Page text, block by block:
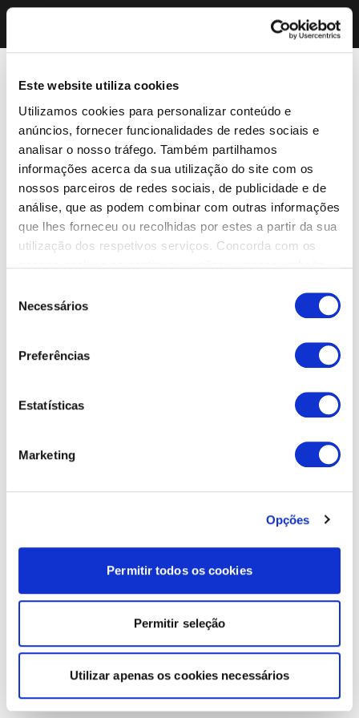
Este website utiliza cookies
Utilizamos cookies para personalizar conteúdo e
anúncios, fornecer funcionalidades de redes sociais e
analisar o nosso tráfego. Também partilhamos
informações acerca da sua utilização do site com os
nossos parceiros de redes sociais, de publicidade e de
análise, que as podem combinar com outras informações
que lhes forneceu ou recolhidas por estes a partir da sua
utilização dos respetivos serviços. Concorda com os
Necessários
Preferências
Estatísticas
Marketing
Opções
Permitir todos os cookies
Permitir seleção
Utilizar apenas os cookies necessários